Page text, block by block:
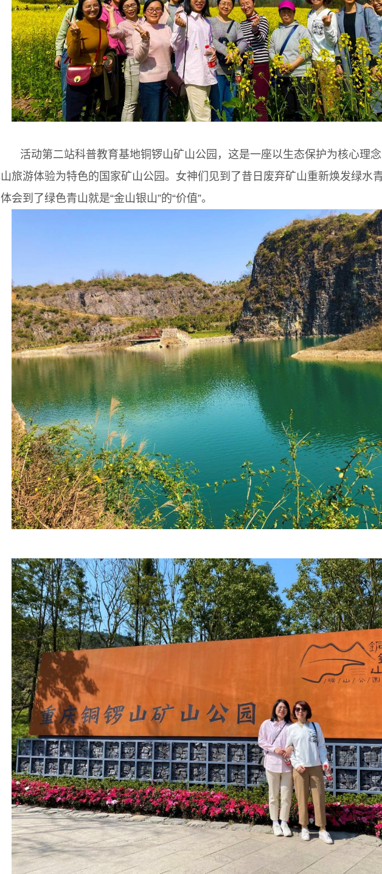
活动第二站科普教育基地铜锣山矿山公园，这是一座以生态保护为核心理
山旅游体验为特色的国家矿山公园。女神们见到了昔日废弃矿山重新焕发绿水青
体会到了绿色青山就是“金山银山”的“价值”。